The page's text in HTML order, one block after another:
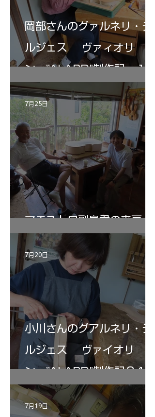
岡部さんのグァルネリ・デ
ルジェス ヴァィオリ
ン ”ALARD"制作記 １2
マエストロ副島君の来房
7月25日
小川さんのグアルネリ・デ
ルジェス ヴァイオリ
ン ”ALARD"制作記３4
7月20日
7月19日